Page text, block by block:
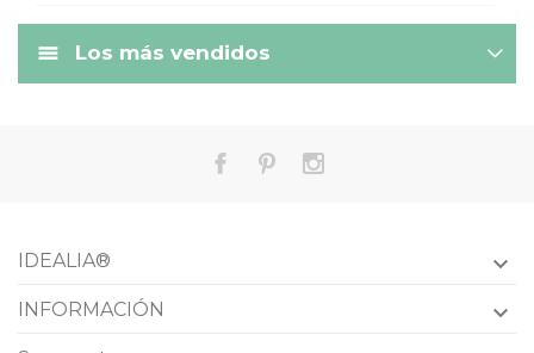
Los más vendidos
IDEALIA® 
INFORMACIÓN 